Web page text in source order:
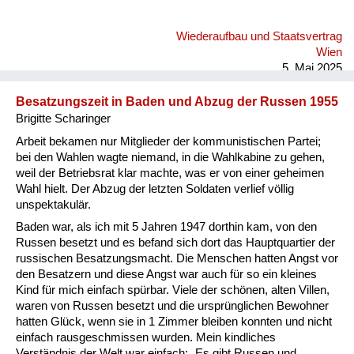
Wiederaufbau und Staatsvertrag
Wien
5. Mai 2025
Besatzungszeit in Baden und Abzug der Russen 1955
Brigitte Scharinger
Arbeit bekamen nur Mitglieder der kommunistischen Partei;
bei den Wahlen wagte niemand, in die Wahlkabine zu gehen,
weil der Betriebsrat klar machte, was er von einer geheimen
Wahl hielt. Der Abzug der letzten Soldaten verlief völlig
unspektakulär.
Baden war, als ich mit 5 Jahren 1947 dorthin kam, von den
Russen besetzt und es befand sich dort das Hauptquartier der
russischen Besatzungsmacht. Die Menschen hatten Angst vor
den Besatzern und diese Angst war auch für so ein kleines
Kind für mich einfach spürbar. Viele der schönen, alten Villen,
waren von Russen besetzt und die ursprünglichen Bewohner
hatten Glück, wenn sie in 1 Zimmer bleiben konnten und nicht
einfach rausgeschmissen wurden. Mein kindliches